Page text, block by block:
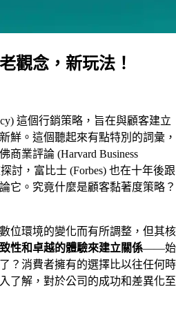
觀念，新玩法！
這個行銷策略，旨在與顧客建立
鮮。這個聽起來有點特別的詞彙，
商業評論 (Harvard Business
討，富比士 (Forbes) 也在十年後跟
它。究竟什麼是顧客黏著度策略？
位環境的變化而有所調整，但其核
性和卓越的體驗來建立關係——始
？消費者擁有的選擇比以往任何時
了解，對於公司的成功和差異化至